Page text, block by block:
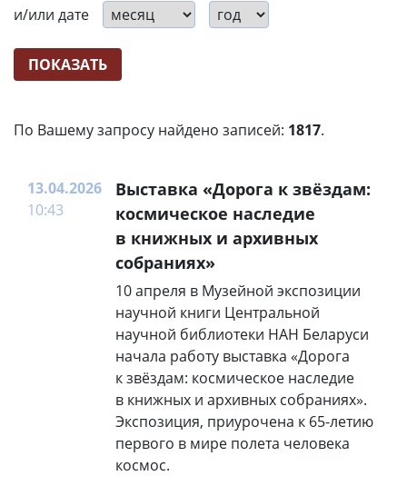
и/или дате
По Вашему запросу найдено записей: 1817.
13.04.2026
10:43
Выставка «Дорога к звёздам:
космическое наследие
в книжных и архивных
собраниях»
10 апреля в Музейной экспозиции
научной книги Центральной
научной библиотеки НАН Беларуси
начала работу выставка «Дорога
к звёздам: космическое наследие
в книжных и архивных собраниях».
Экспозиция, приурочена к 65-летию
первого в мире полета человека
космос.